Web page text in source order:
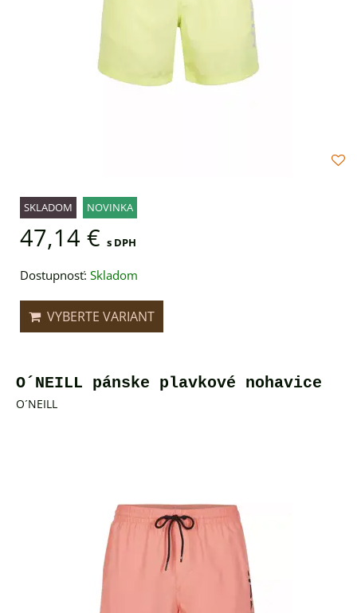
SKLADOM NOVINKA
47,14 € s DPH
Dostupnosť: Skladom
VYBERTE VARIANT
O´NEILL pánske plavkové nohavice
O´NEILL